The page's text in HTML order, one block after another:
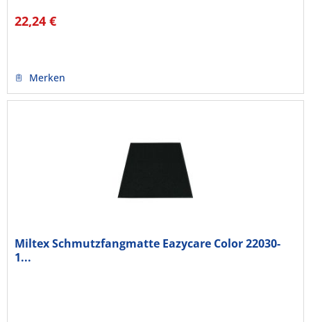
22,24 €
Merken
Miltex Schmutzfangmatte Eazycare Color 22030-
1...